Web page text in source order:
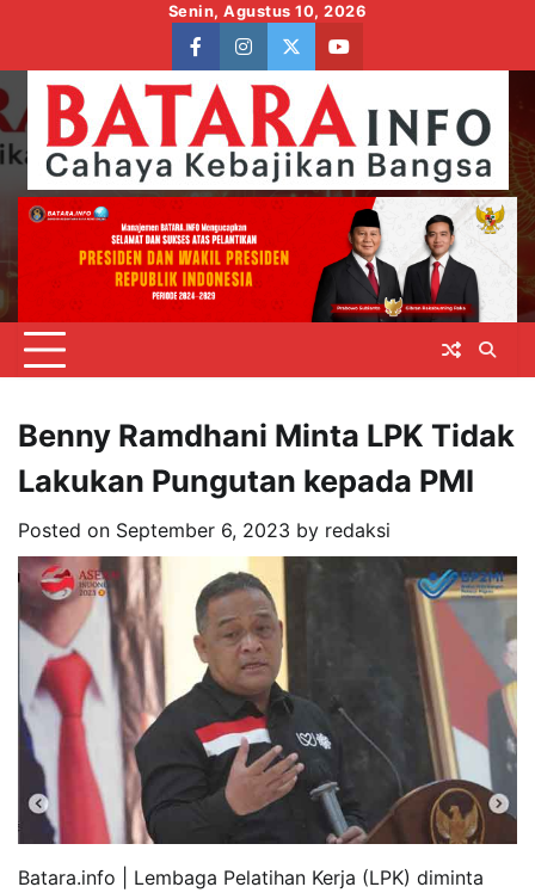
content
Senin, Agustus 10, 2026
facebookinstagram
twitteryoutube
Benny Ramdhani Minta LPK Tidak
Lakukan Pungutan kepada PMI
Posted on September 6, 2023 by redaksi
Batara.info | Lembaga Pelatihan Kerja (LPK) diminta